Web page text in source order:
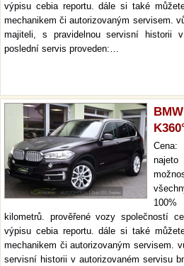
výpisu cebia reportu. dále si také
mechanikem či autorizovaným servisem.
majiteli, s pravidelnou servisní historii
poslední servis proveden:…
Cena:
najeto
kilometrů. prověřené vozy společností
výpisu cebia reportu. dále si také
mechanikem či autorizovaným servisem.
servisní historii v autorizovaném servisu